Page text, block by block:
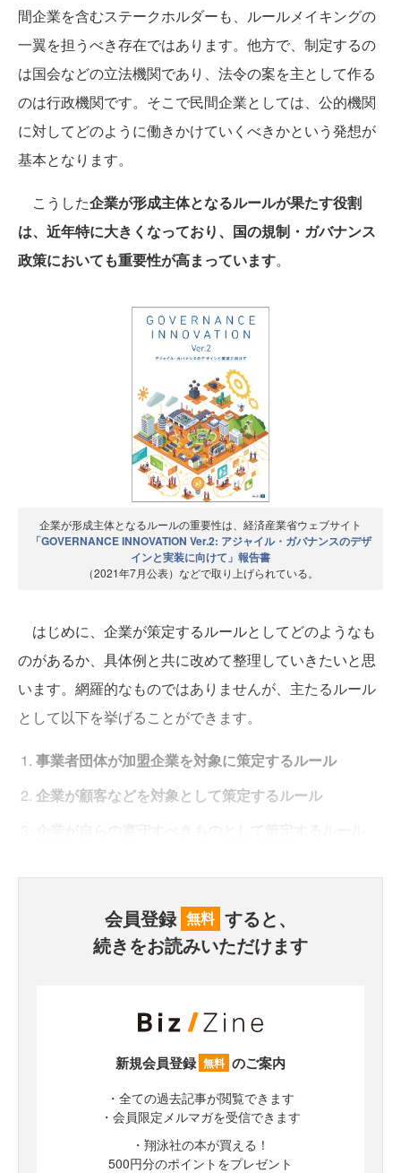
間企業を含むステークホルダーも、ルールメイキングの
一翼を担うべき存在ではあります。他方で、制定するの
は国会などの立法機関であり、法令の案を主として作る
のは行政機関です。そこで民間企業としては、公的機関
に対してどのように働きかけていくべきかという発想が
基本となります。
こうした企業が形成主体となるルールが果たす役割
は、近年特に大きくなっており、国の規制・ガバナンス
政策においても重要性が高まっています。
企業が形成主体となるルールの重要性は、経済産業省ウェブサイト
「GOVERNANCE INNOVATION Ver.2: アジャイル・ガバナンスのデザ
インと実装に向けて」報告書
（2021年7月公表）などで取り上げられている。
はじめに、企業が策定するルールとしてどのようなも
のがあるか、具体例と共に改めて整理していきたいと思
います。網羅的なものではありませんが、主たるルール
として以下を挙げることができます。
事業者団体が加盟企業を対象に策定するルール
企業が顧客などを対象として策定するルール
会員登録 無料 すると、
続きをお読みいただけます
新規会員登録 無料 のご案内
・全ての過去記事が閲覧できます
・会員限定メルマガを受信できます
・翔泳社の本が買える！
500円分のポイントをプレゼント